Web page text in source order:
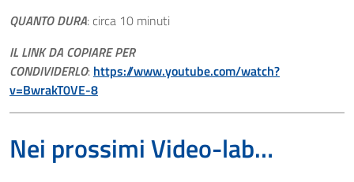
QUANTO DURA: circa 10 minuti
IL LINK DA COPIARE PER
CONDIVIDERLO: https://www.youtube.com/watch?
v=BwrakT0VE-8
Nei prossimi Video-lab…